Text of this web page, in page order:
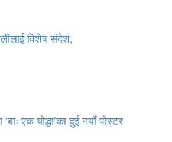
विशेष संदेश,
एक योद्धा’का दुई नयाँ पोस्टर